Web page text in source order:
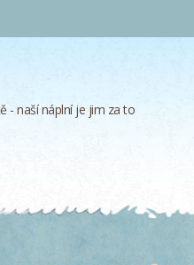
- naší náplní je jim za to